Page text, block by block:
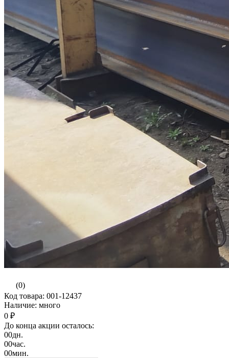
(0)
Код товара: 001-12437
Наличие: много
0 ₽
До конца акции осталось:
00дн.
00час.
00мин.